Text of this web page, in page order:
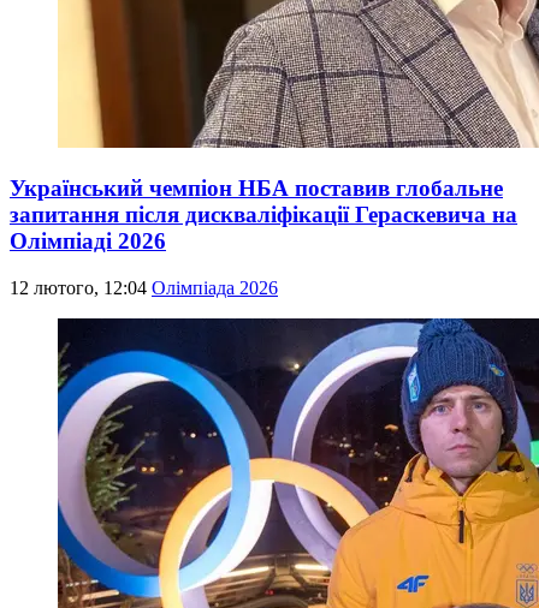
Український чемпіон НБА поставив глобальне
запитання після дискваліфікації Гераскевича на
Олімпіаді 2026
12 лютого, 12:04 Олімпіада 2026